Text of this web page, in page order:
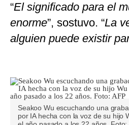
“El significado para el
enorme”, sostuvo. “La
alguien puede existir
Seakoo Wu escuchando una
por IA hecha con la voz de su hijo